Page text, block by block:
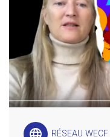
language RÉSEAU WECF